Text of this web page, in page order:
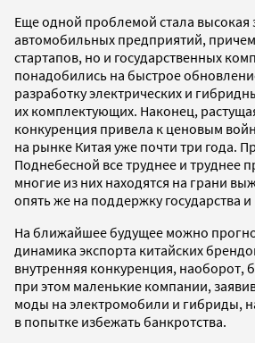
Еще одной проблемой стала высокая
автомобильных предприятий,
стартапов, но и государственных
понадобились на быстрое
разработку электрических и
их комплектующих. Наконец,
конкуренция привела к ценовым
на рынке Китая уже почти три года.
Поднебесной все труднее и труднее
многие из них находятся на грани
опять же на поддержку государства
На ближайшее будущее можно
динамика экспорта китайских
внутренняя конкуренция, наоборот,
при этом маленькие компании,
моды на электромобили и гибриды,
в попытке избежать банкротства.